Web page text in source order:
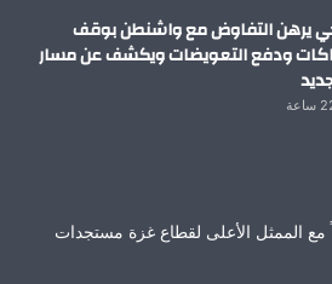
يرهن التفاوض مع واشنطن بوقف
ودفع التعويضات ويكشف عن مسار
مع الممثل الأعلى لقطاع غزة مستجدات